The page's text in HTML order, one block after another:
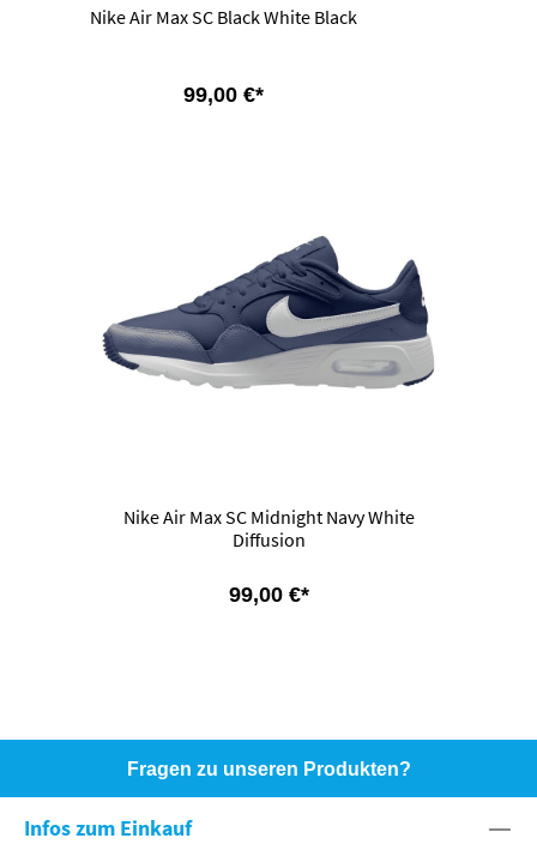
Nike Air Max SC Black White Black
99,00 €*
Nike Air Max SC Midnight Navy White
Diffusion
99,00 €*
Fragen zu unseren Produkten?
Infos zum Einkauf